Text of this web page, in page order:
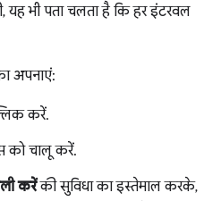
यह भी पता चलता है कि हर इंटरवल
अपनाएं:
करें.
को चालू करें.
करेंकी सुविधा का इस्तेमाल करके,